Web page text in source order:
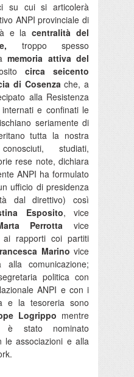
su cui si articolerà
ANPI provinciale di
e lacentralità del
troppo spesso
memoria attiva del
circa seicento
di Cosenzache, a
alla Resistenza
e confinati le
seriamente di
tutta la nostra
studiati,
rese note, dichiara
ANPI ha formulato
ufficio di presidenza
dal direttivo) così
Esposito, vice
Perrotta vice
ai rapporti coi partiti
Marino vice
comunicazione;
politica con
ANPI e con i
e la tesoreria sono
Logrippo mentre
è stato nominato
le associazioni e alla